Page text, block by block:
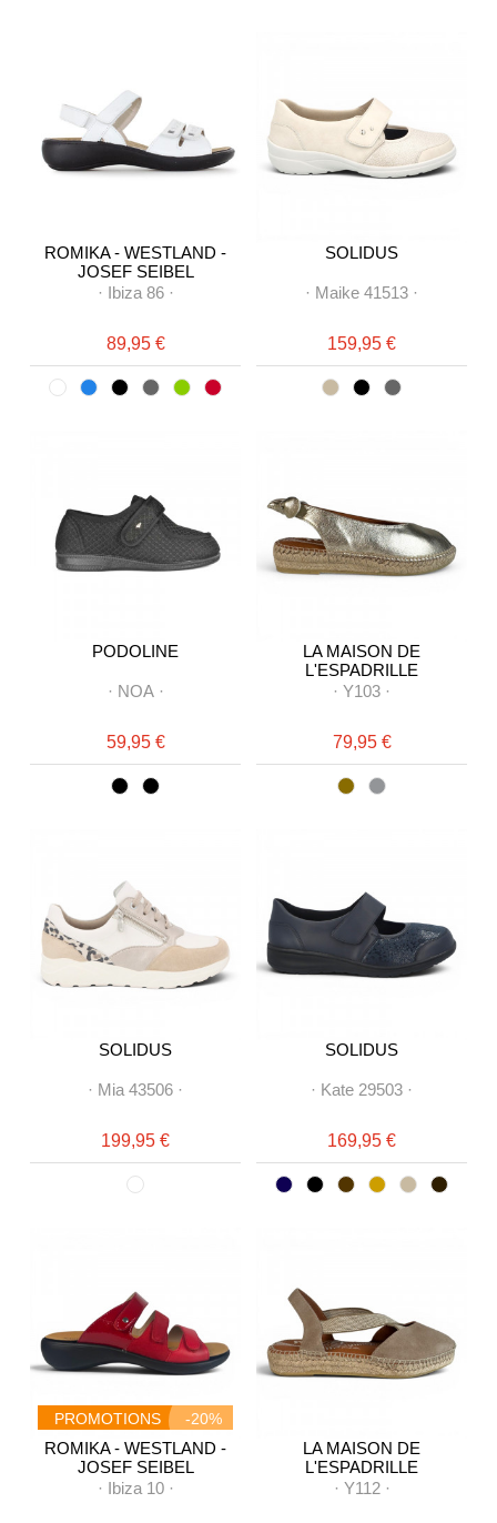
ROMIKA - WESTLAND -
JOSEF SEIBEL
· Ibiza 86·
89,95 €
SOLIDUS
· Maike 41513 ·
159,95 €
PODOLINE
· NOA·
59,95 €
LA MAISON DE
L'ESPADRILLE
· Y103 ·
79,95 €
SOLIDUS
· Mia 43506 ·
199,95 €
SOLIDUS
· Kate 29503 ·
169,95 €
PROMOTIONS -20%
ROMIKA - WESTLAND -
JOSEF SEIBEL
· Ibiza 10·
LA MAISON DE
L'ESPADRILLE
· Y112·